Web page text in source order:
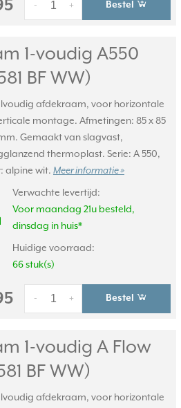
+
- Bestel
1-voudig A550
BF WW)
afdekraam, voor horizontale
montage. Afmetingen: 85 x 85
Gemaakt van slagvast,
thermoplast. Serie: A 550,
alpine wit. Meer informatie »
Verwachte levertijd:
Voor maandag 21u besteld,
dinsdag in huis*
Huidige voorraad:
66 stuk(s)
+
- Bestel
1-voudig A Flow
BF WW)
afdekraam, voor horizontale